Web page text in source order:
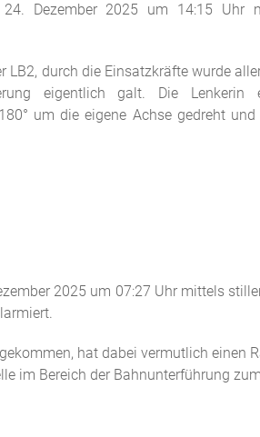
Dezember 2025 um 14:15 Uhr
durch die Einsatzkräfte wurde
eigentlich galt. Die
um die eigene Achse gedreht
2025 um 07:27 Uhr mittels
hat dabei vermutlich einen
im Bereich der Bahnunterführung